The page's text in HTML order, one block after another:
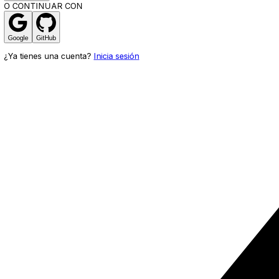
O CONTINUAR CON
Google GitHub
¿Ya tienes una cuenta? Inicia sesión